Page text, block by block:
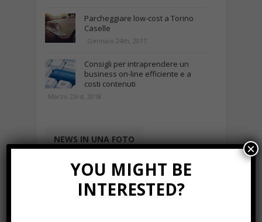
Parcheggiare low-cost a Torino
Caselle
Gennaio 24th, 2017
Consigli per intraprendere un
business on-line efficiente e a
costi contenuti
Marzo 23rd, 2018
NEWS IN UNA FOTO
YOU MIGHT BE
INTERESTED?
×